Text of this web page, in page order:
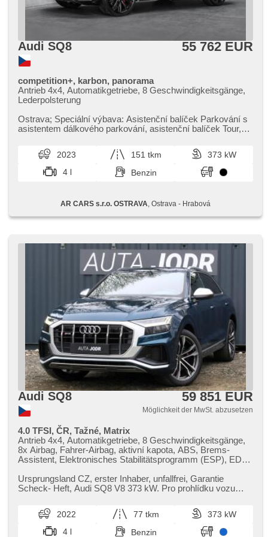
Audi SQ8 55 762 EUR
competition+, karbon, panorama
Antrieb 4x4, Automatikgetriebe, 8 Geschwindigkeitsgänge,
Lederpolsterung
Ostrava;​ Speciální výbava: Asistenční balíček Parkování s
asistentem dálkového parkování,​ asistenční balíček Tour,​
2023 151 tkm
373 kW
4 l
Benzin
AR CARS s.r.o. OSTRAVA , Ostrava - Hrabová
Audi SQ8 59 851 EUR
Möglichkeit der MwSt. abzusetzen
4.0 TFSI, ČR, Tažné, Matrix
Antrieb 4x4, Automatikgetriebe, 8 Geschwindigkeitsgänge,
8x Airbag, Fahrer-Airbag, aktivní kapota, ABS, Brems-
Assistent, Elektronisches Stabilitätsprogramm (ESP), EDS,
asistent stability přívěsu (TSA), Geschwindigkeitsregelung
von der Hang, asistent rozjezdu do kopce (HSA), ukazatel
asistent jízdy v koloně, asistent změny jízdního pruhu,
asistent jízdy v jízdním pruhu, Überwachung der Ermüdung
des Fahrers, automatisch im Berg bremsen , Fahrgestell
Ursprungsland CZ,​ erster Inhaber,​ unfallfrei,​ Garantie
Scheck​- Heft,​ Audi SQ8 V8 373 kW. Pro prohlídku vozu
2022 77 tkm
373 kW
4 l
Benzin